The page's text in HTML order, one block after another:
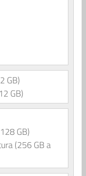
GB)
GB)
GB)
(256 GB a